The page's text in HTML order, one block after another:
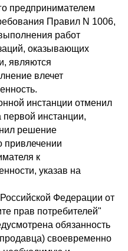
предпринимателем
Правил N 1006,
работ
оказывающих
являются
влечет
инстанции отменил
инстанции,
решение
привлечении
к
указав на
Федерации от
прав потребителей"
обязанность
своевременно